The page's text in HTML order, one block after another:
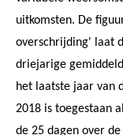
uitkomsten. De
overschrijding' laat
driejarige
het laatste jaar van
2018 is toegestaan
de 25 dagen over